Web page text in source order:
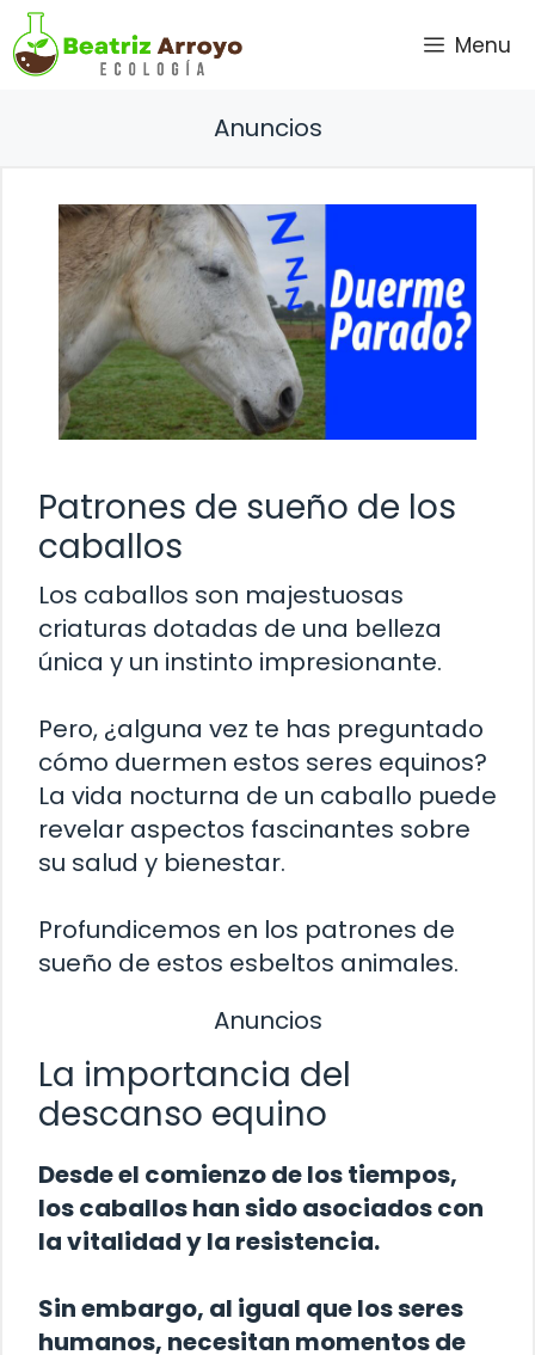
Saltar
al
contenido
Menu
Anuncios
Patrones de sueño de los
caballos
Los caballos son majestuosas
criaturas dotadas de una belleza
única y un instinto impresionante.
Pero, ¿alguna vez te has preguntado
cómo duermen estos seres equinos?
La vida nocturna de un caballo puede
revelar aspectos fascinantes sobre
su salud y bienestar.
Profundicemos en los patrones de
sueño de estos esbeltos animales.
Anuncios
La importancia del
descanso equino
Desde el comienzo de los tiempos,
los caballos han sido asociados con
la vitalidad y la resistencia.
Sin embargo, al igual que los seres
humanos, necesitan momentos de